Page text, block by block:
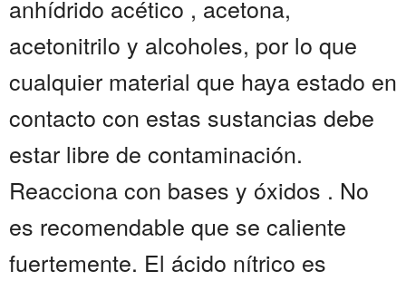
anhídrido acético , acetona,
acetonitrilo y alcoholes, por lo que
cualquier material que haya estado en
contacto con estas sustancias debe
estar libre de contaminación.
Reacciona con bases y óxidos . No
es recomendable que se caliente
fuertemente. El ácido nítrico es